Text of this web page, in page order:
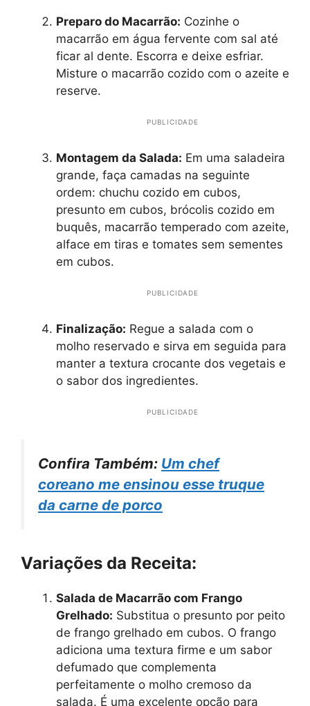
Preparo do Macarrão: Cozinhe o
macarrão em água fervente com sal até
ficar al dente. Escorra e deixe esfriar.
Misture o macarrão cozido com o azeite e
reserve.
PUBLICIDADE
Montagem da Salada: Em uma saladeira
grande, faça camadas na seguinte
ordem: chuchu cozido em cubos,
presunto em cubos, brócolis cozido em
buquês, macarrão temperado com azeite,
alface em tiras e tomates sem sementes
em cubos.
PUBLICIDADE
Finalização: Regue a salada com o
molho reservado e sirva em seguida para
manter a textura crocante dos vegetais e
o sabor dos ingredientes.
PUBLICIDADE
Confira Também: Um chef
coreano me ensinou esse truque
da carne de porco
Variações da Receita:
Salada de Macarrão com Frango
Grelhado: Substitua o presunto por peito
de frango grelhado em cubos. O frango
adiciona uma textura firme e um sabor
defumado que complementa
perfeitamente o molho cremoso da
salada. É uma excelente opção para